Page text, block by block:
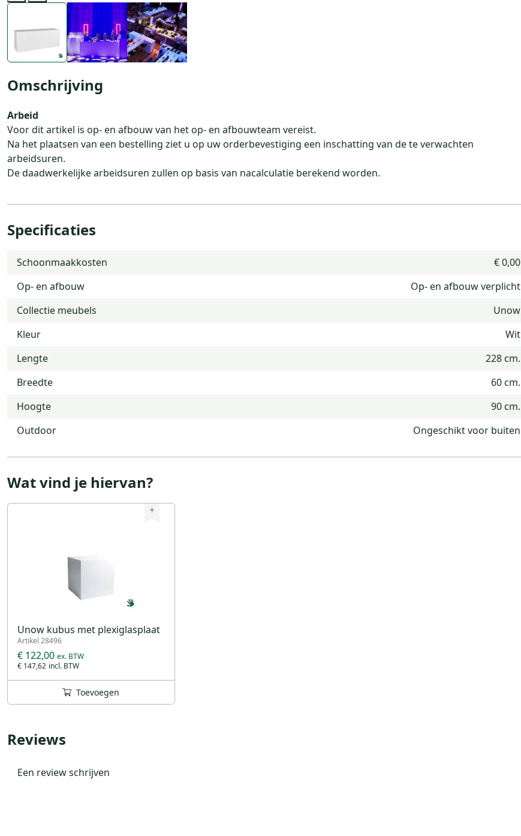
Previous
Next
Omschrijving
Arbeid
Voor dit artikel is op- en afbouw van het op- en afbouwteam vereist.
Na het plaatsen van een bestelling ziet u op uw orderbevestiging een inschatting van de te verwachten
arbeidsuren.
De daadwerkelijke arbeidsuren zullen op basis van nacalculatie berekend worden.
Specificaties
Schoonmaakkosten
€ 0,00
Op- en afbouw
Op- en afbouw verplicht
Collectie meubels
Unow
Kleur
Wit
Lengte
228 cm.
Breedte
60 cm.
Hoogte
90 cm.
Outdoor
Ongeschikt voor buiten
Wat vind je hiervan?
+
Unow kubus met plexiglasplaat
Artikel 28496
€ 147,62
€ 122,00
Toevoegen
Reviews
Een review schrijven